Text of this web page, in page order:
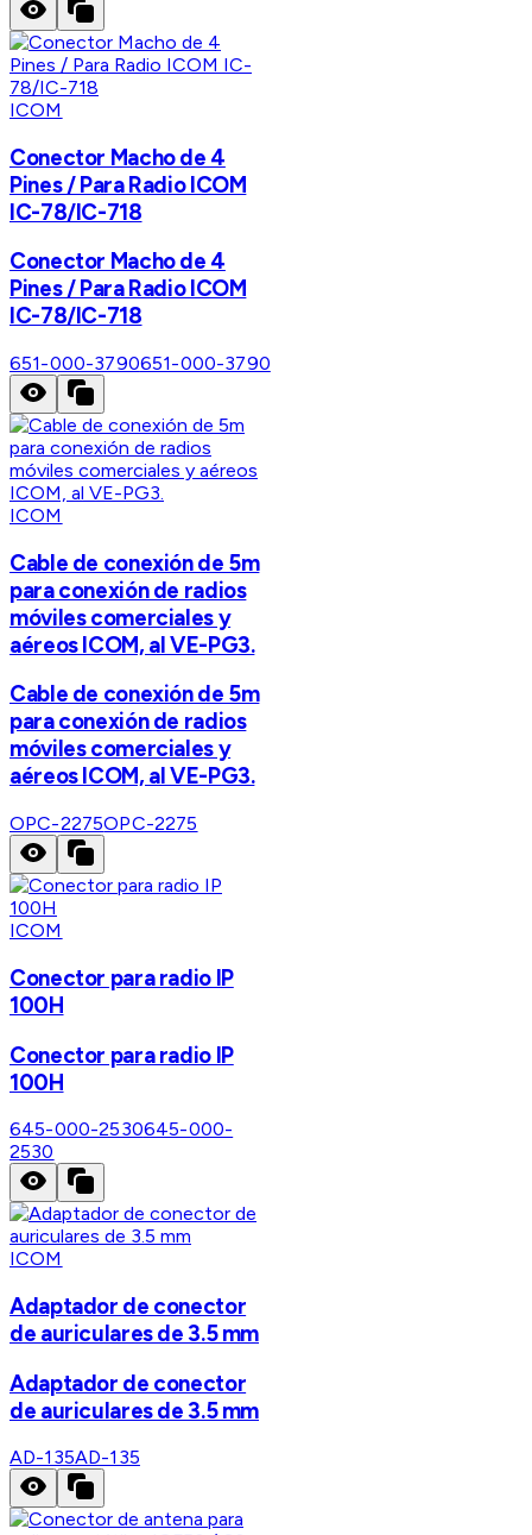
ICOM
Conector Macho de 4
Pines / Para Radio ICOM
IC-78/IC-718
Conector Macho de 4
Pines / Para Radio ICOM
IC-78/IC-718
651-000-3790651-000-3790
ICOM
Cable de conexión de 5m
para conexión de radios
móviles comerciales y
aéreos ICOM, al VE-PG3.
Cable de conexión de 5m
para conexión de radios
móviles comerciales y
aéreos ICOM, al VE-PG3.
OPC-2275OPC-2275
ICOM
Conector para radio IP
100H
Conector para radio IP
100H
645-000-2530645-000-
2530
ICOM
Adaptador de conector
de auriculares de 3.5 mm
Adaptador de conector
de auriculares de 3.5 mm
AD-135AD-135